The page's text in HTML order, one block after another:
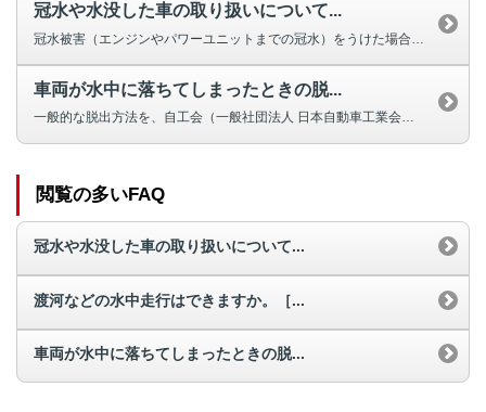
冠水や水没した車の取り扱いについて...
冠水被害（エンジンやパワーユニットまでの冠水）をうけた場合は、外観上問題が...
車両が水中に落ちてしまったときの脱...
一般的な脱出方法を、自工会（一般社団法人 日本自動車工業会）が公開していま...
閲覧の多いFAQ
冠水や水没した車の取り扱いについて...
渡河などの水中走行はできますか。［...
車両が水中に落ちてしまったときの脱...